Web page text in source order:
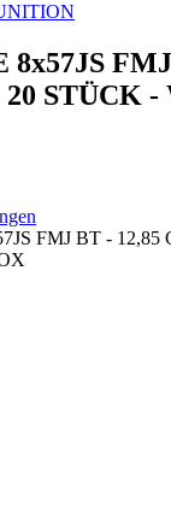
8x57JS
20 STÜCK